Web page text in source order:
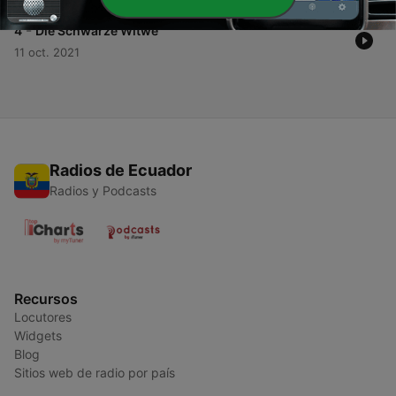
4 - Die Schwarze Witwe
11 oct. 2021
Radios de Ecuador
Radios y Podcasts
Recursos
Locutores
Widgets
Blog
Sitios web de radio por país